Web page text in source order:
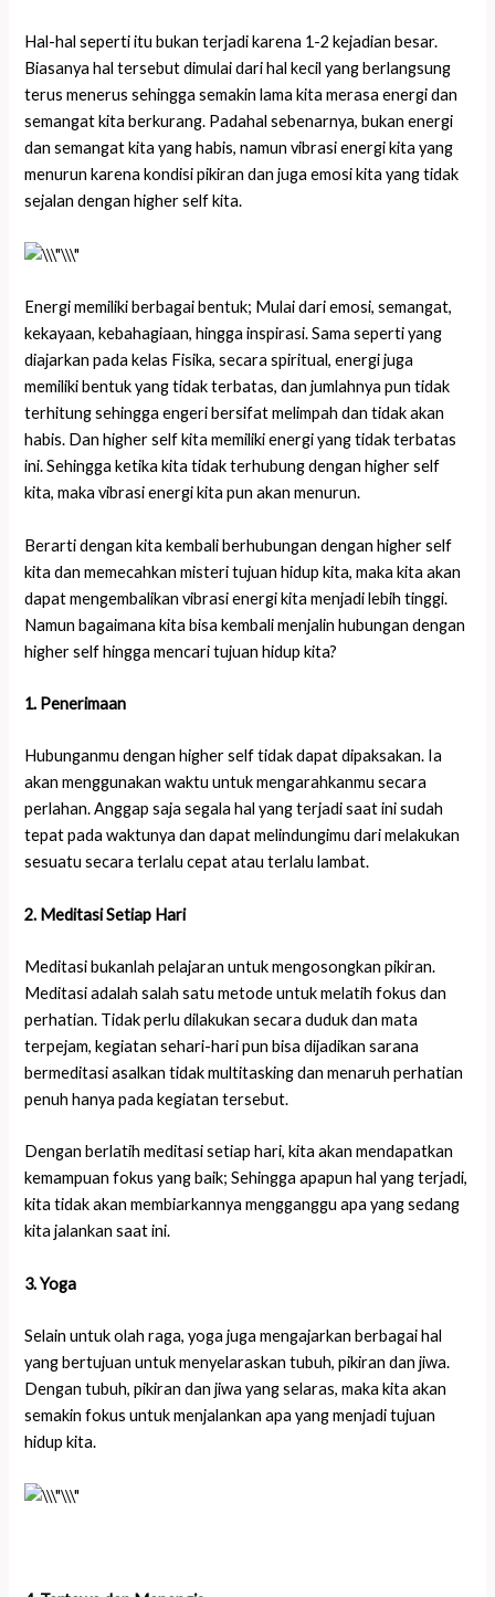
Hal-hal seperti itu bukan terjadi karena 1-2 kejadian besar.
Biasanya hal tersebut dimulai dari hal kecil yang berlangsung
terus menerus sehingga semakin lama kita merasa energi dan
semangat kita berkurang. Padahal sebenarnya, bukan energi
dan semangat kita yang habis, namun vibrasi energi kita yang
menurun karena kondisi pikiran dan juga emosi kita yang tidak
sejalan dengan higher self kita.
Energi memiliki berbagai bentuk; Mulai dari emosi, semangat,
kekayaan, kebahagiaan, hingga inspirasi. Sama seperti yang
diajarkan pada kelas Fisika, secara spiritual, energi juga
memiliki bentuk yang tidak terbatas, dan jumlahnya pun tidak
terhitung sehingga engeri bersifat melimpah dan tidak akan
habis. Dan higher self kita memiliki energi yang tidak terbatas
ini. Sehingga ketika kita tidak terhubung dengan higher self
kita, maka vibrasi energi kita pun akan menurun.
Berarti dengan kita kembali berhubungan dengan higher self
kita dan memecahkan misteri tujuan hidup kita, maka kita akan
dapat mengembalikan vibrasi energi kita menjadi lebih tinggi.
Namun bagaimana kita bisa kembali menjalin hubungan dengan
higher self hingga mencari tujuan hidup kita?
1. Penerimaan
Hubunganmu dengan higher self tidak dapat dipaksakan. Ia
akan menggunakan waktu untuk mengarahkanmu secara
perlahan. Anggap saja segala hal yang terjadi saat ini sudah
tepat pada waktunya dan dapat melindungimu dari melakukan
sesuatu secara terlalu cepat atau terlalu lambat.
2. Meditasi Setiap Hari
Meditasi bukanlah pelajaran untuk mengosongkan pikiran.
Meditasi adalah salah satu metode untuk melatih fokus dan
perhatian. Tidak perlu dilakukan secara duduk dan mata
terpejam, kegiatan sehari-hari pun bisa dijadikan sarana
bermeditasi asalkan tidak multitasking dan menaruh perhatian
penuh hanya pada kegiatan tersebut.
Dengan berlatih meditasi setiap hari, kita akan mendapatkan
kemampuan fokus yang baik; Sehingga apapun hal yang terjadi,
kita tidak akan membiarkannya mengganggu apa yang sedang
kita jalankan saat ini.
3. Yoga
Selain untuk olah raga, yoga juga mengajarkan berbagai hal
yang bertujuan untuk menyelaraskan tubuh, pikiran dan jiwa.
Dengan tubuh, pikiran dan jiwa yang selaras, maka kita akan
semakin fokus untuk menjalankan apa yang menjadi tujuan
hidup kita.